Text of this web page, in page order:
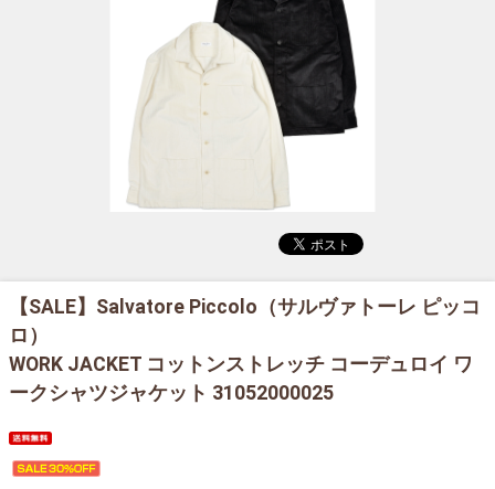
【SALE】 Salvatore Piccolo（サルヴァトーレ ピッコ
ロ）
WORK JACKET コットンストレッチ コーデュロイ ワ
ークシャツジャケット 31052000025